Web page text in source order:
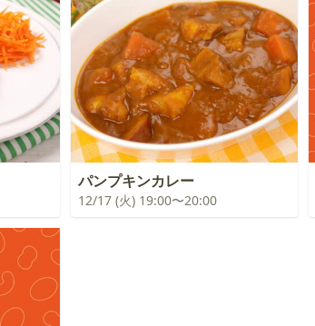
パンプキンカレー
12/17 (火) 19:00〜20:00